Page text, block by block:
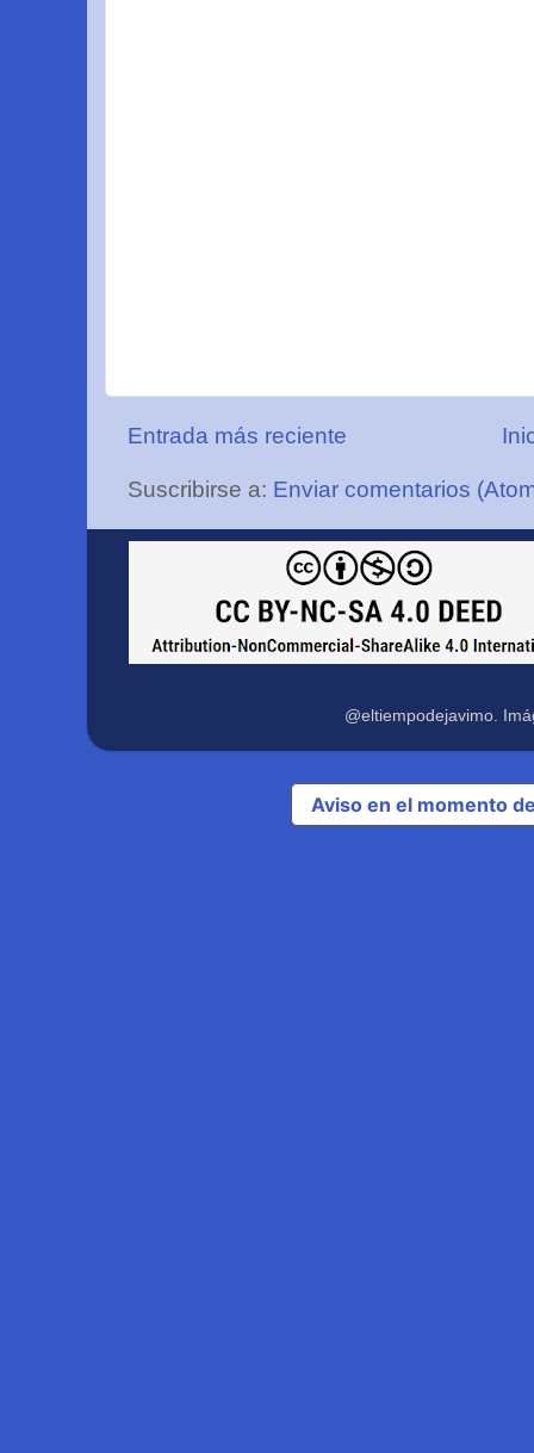
Entrada más reciente
Suscribirse a: Enviar comentarios
@eltiempodejavimo.
Aviso en el momento